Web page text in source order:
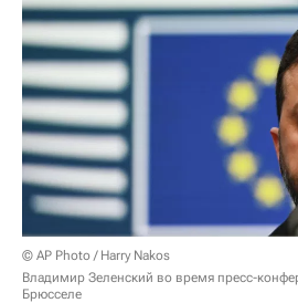
© AP Photo / Harry Nakos
Владимир Зеленский во время пресс-
Брюсселе